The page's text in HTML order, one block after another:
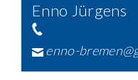
Enno Jürgens
enno-